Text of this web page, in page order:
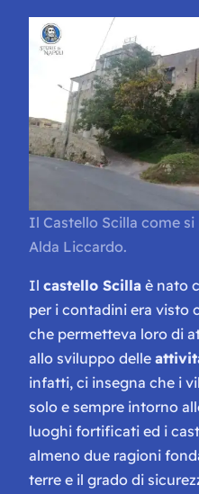
Il Castello Scilla come
Alda Liccardo.
Il castello Scilla è nato
per i contadini era visto
che permetteva loro di
allo sviluppo delle
infatti, ci insegna che i
solo e sempre intorno
luoghi fortificati ed i
almeno due ragioni
terre e il grado di